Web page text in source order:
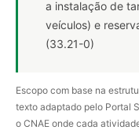
a instalação de
veículos) e
(33.21-0)
Escopo com base na
texto adaptado pelo Portal
o CNAE onde cada